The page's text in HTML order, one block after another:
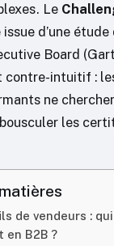
Le
d’une étude
Board
contre-intuitif :
ne
les
de vendeurs :
en B2B ?